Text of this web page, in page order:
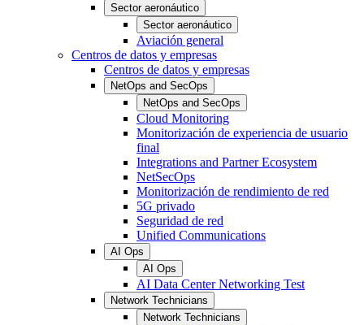
Sector aeronáutico
Sector aeronáutico
Aviación general
Centros de datos y empresas
Centros de datos y empresas
NetOps and SecOps
NetOps and SecOps
Cloud Monitoring
Monitorización de experiencia de usuario
final
Integrations and Partner Ecosystem
NetSecOps
Monitorización de rendimiento de red
5G privado
Seguridad de red
Unified Communications
AI Ops
AI Ops
AI Data Center Networking Test
Network Technicians
Network Technicians